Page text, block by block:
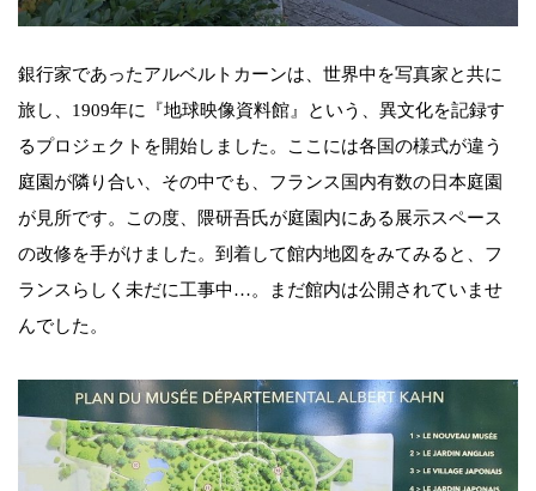
銀行家であったアルベルトカーンは、世界中を写真家と共に
旅し、1909年に『地球映像資料館』という、異文化を記録す
るプロジェクトを開始しました。ここには各国の様式が違う
庭園が隣り合い、その中でも、フランス国内有数の日本庭園
が見所です。この度、隈研吾氏が庭園内にある展示スペース
の改修を手がけました。到着して館内地図をみてみると、フ
ランスらしく未だに工事中…。まだ館内は公開されていませ
んでした。